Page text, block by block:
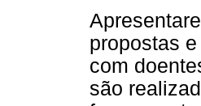
propostas
com
são